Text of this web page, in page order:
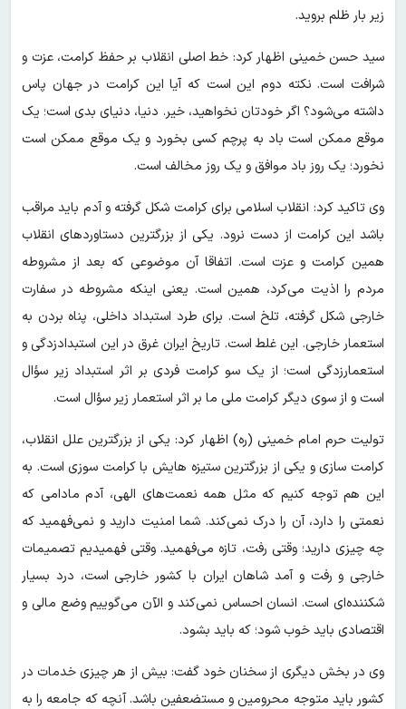
زیر بار ظلم‌ بروید.
سید حسن خمینی اظهار کرد: خط اصلی انقلاب بر حفظ کرامت، عزت و
شرافت است. نکته دوم‌ این است که آیا این کرامت در جهان پاس
داشته می‌شود؟ اگر خودتان‌ نخواهید، خیر. دنیا، دنیای بدی است؛ یک
موقع ممکن‌ است باد به پرچم کسی‌ بخورد و یک موقع ممکن‌ است
نخورد؛ یک روز باد موافق و یک روز مخالف است.
وی تاکید کرد: انقلاب اسلامی برای کرامت‌ شکل گرفته و آدم باید مراقب
باشد این کرامت‌ از دست نرود. یکی از بزرگترین دستاوردهای انقلاب
همین کرامت‌ و عزت است. اتفاقا آن موضوعی که بعد از مشروطه‌
مردم‌ را اذیت می‌کرد، همین است. یعنی اینکه مشروطه‌ در سفارت
خارجی شکل گرفته، تلخ است. برای طرد استبداد داخلی، پناه‌ بردن‌ به‌
استعمار خارجی. این غلط است. تاریخ ایران غرق در این استبدادزدگی و
استعمارزدگی است؛ از یک سو کرامت‌ فردی بر اثر استبداد زیر سؤال
است‌ و از سوی دیگر کرامت‌ ملی ما بر اثر استعمار زیر سؤال است.
تولیت حرم امام خمینی (ره) اظهار کرد: یکی از بزرگترین علل‌ انقلاب‌،
کرامت‌ سازی و یکی از بزرگترین ستیزه هایش با کرامت سوزی است. به
این هم توجه‌ کنیم که مثل‌ همه‌ نعمت‌های الهی، آدم مادامی که
نعمتی را دارد، آن را درک نمی‌کند. شما امنیت دارید و نمی‌فهمید که
چه چیزی دارید؛ وقتی رفت، تازه می‌فهمید. وقتی فهمیدیم تصمیمات
خارجی و رفت و آمد شاهان ایران با کشور خارجی است، درد بسیار
شکننده‌ای است. انسان احساس‌ نمی‌کند و الآن می‌گوییم وضع مالی و
اقتصادی باید خوب شود؛ که باید بشود.
وی در بخش دیگری از سخنان خود گفت: بیش از هر چیزی خدمات در
کشور باید متوجه محرومین و مستضعفین باشد. آنچه که جامعه را به